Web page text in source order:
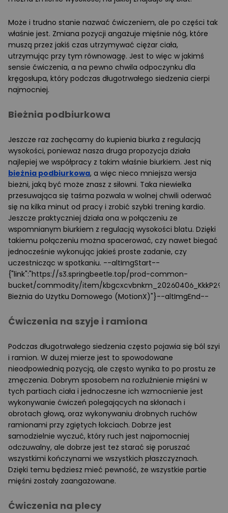
Może i trudno stanie nazwać ćwiczeniem, ale po części tak
właśnie jest. Zmiana pozycji angażuje mięśnie nóg, które
muszą przez jakiś czas utrzymywać ciężar ciała,
utrzymując przy tym równowagę. Jest to więc w jakimś
sensie ćwiczenia, a na pewno chwila odpoczynku dla
kręgosłupa, który podczas długotrwałego siedzenia cierpi
najmocniej.
Bieżnia podbiurkowa
Jeszcze raz zachęcamy do kupienia biurka z regulacją
wysokości, ponieważ nasza druga propozycja działa
najlepiej we współpracy z takim właśnie biurkiem. Jest nią
bieżnia podbiurkowa, a więc nieco mniejsza wersja
bieżni, jaką być może znasz z siłowni. Taka niewielka
przesuwająca się taśma pozwala w wolnej chwili oderwać
się na kilka minut od pracy i zrobić szybki trening kardio.
Jeszcze praktyczniej działa ona w połączeniu ze
wspomnianym biurkiem z regulacją wysokości blatu. Dzięki
takiemu połączeniu można spacerować, czy nawet biegać
jednocześnie wykonując jakieś proste zadanie, czy
uczestnicząc w spotkaniu. --altImgStart--
{"link":"https://s3.springbeetle.top/prod-common-
bucket/commodity/item/
Bieżnia do Użytku Domowego (MotionX)"}--altImgEnd--
Ćwiczenia na szyje i ramiona
Podczas długotrwałego siedzenia często pojawia się ból szyi
i ramion. W dużej mierze jest to spowodowane
nieodpowiednią pozycją, ale często wynika to po prostu ze
zmęczenia. Dobrym sposobem na rozluźnienie mięśni w
tych partiach ciała i jednoczesne ich wzmocnienie jest
wykonywanie ćwiczeń polegających na skłonach i
obrotach głową, oraz wykonywaniu drobnych ruchów
ramionami przy zgiętych łokciach. Dobrze jest
samodzielnie wyczuć, który ruch jest najpomocniej
odczuwalny, ale dobrze jest też starać się poruszać
wszystkimi kończynami we wszystkich płaszczyznach.
Dzięki temu będziesz mieć pewność, że wszystkie partie
mięśni zostały zaangażowane.
Ćwiczenia na plecy